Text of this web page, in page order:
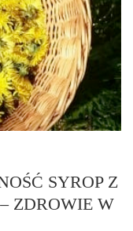
SYROP Z
ZDROWIE W